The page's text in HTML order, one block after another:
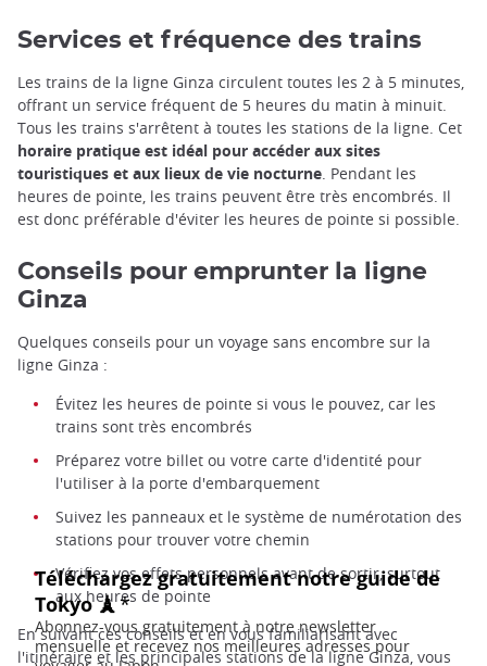
Services et fréquence des trains
Les trains de la ligne Ginza circulent toutes les 2 à 5 minutes,
offrant un service fréquent de 5 heures du matin à minuit.
Tous les trains s'arrêtent à toutes les stations de la ligne. Cet
horaire pratique est idéal pour accéder aux sites
touristiques et aux lieux de vie nocturne. Pendant les
heures de pointe, les trains peuvent être très encombrés. Il
est donc préférable d'éviter les heures de pointe si possible.
Conseils pour emprunter la ligne
Ginza
Quelques conseils pour un voyage sans encombre sur la
ligne Ginza :
Évitez les heures de pointe si vous le pouvez, car les
trains sont très encombrés
Préparez votre billet ou votre carte d'identité pour
l'utiliser à la porte d'embarquement
Suivez les panneaux et le système de numérotation des
stations pour trouver votre chemin
Vérifiez vos effets personnels avant de sortir, surtout
aux heures de pointe
En suivant ces conseils et en vous familiarisant avec
l'itinéraire et les principales stations de la ligne Ginza, vous